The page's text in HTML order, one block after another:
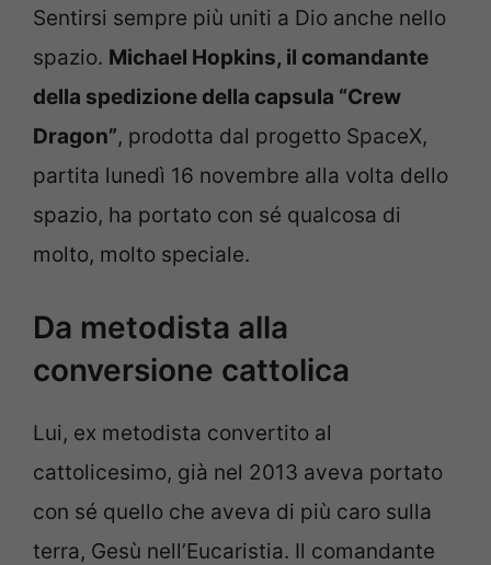
Sentirsi sempre più uniti a Dio anche nello
spazio. Michael Hopkins, il comandante
della spedizione della capsula “Crew
Dragon”, prodotta dal progetto SpaceX,
partita lunedì 16 novembre alla volta dello
spazio, ha portato con sé qualcosa di
molto, molto speciale.
Da metodista alla
conversione cattolica
Lui, ex metodista convertito al
cattolicesimo, già nel 2013 aveva portato
con sé quello che aveva di più caro sulla
terra, Gesù nell’Eucaristia. Il comandante